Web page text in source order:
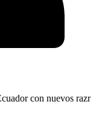
con nuevos razr